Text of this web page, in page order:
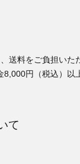
送料をご負担いた
円（税込）以
て